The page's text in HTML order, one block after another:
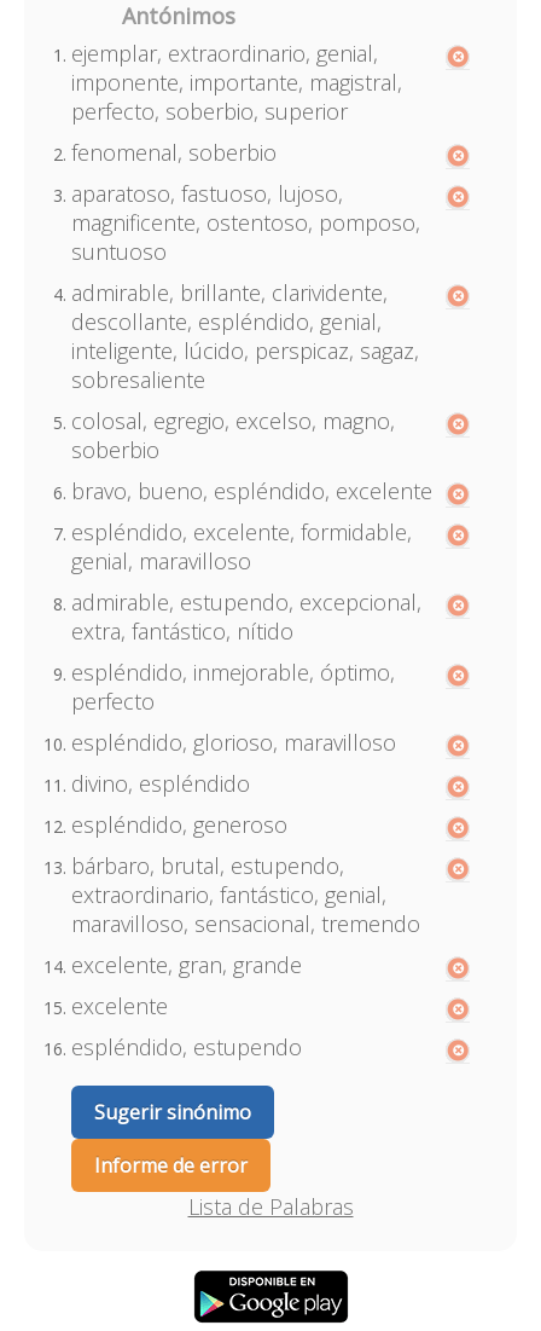
Antónimos
ejemplar, extraordinario, genial,
imponente, importante, magistral,
perfecto, soberbio, superior
fenomenal, soberbio
aparatoso, fastuoso, lujoso,
magnificente, ostentoso, pomposo,
suntuoso
admirable, brillante, clarividente,
descollante, espléndido, genial,
inteligente, lúcido, perspicaz, sagaz,
sobresaliente
colosal, egregio, excelso, magno,
soberbio
bravo, bueno, espléndido, excelente
espléndido, excelente, formidable,
genial, maravilloso
admirable, estupendo, excepcional,
extra, fantástico, nítido
espléndido, inmejorable, óptimo,
perfecto
espléndido, glorioso, maravilloso
divino, espléndido
espléndido, generoso
bárbaro, brutal, estupendo,
extraordinario, fantástico, genial,
maravilloso, sensacional, tremendo
excelente, gran, grande
excelente
espléndido, estupendo
Sugerir sinónimo
Informe de error
Lista de Palabras